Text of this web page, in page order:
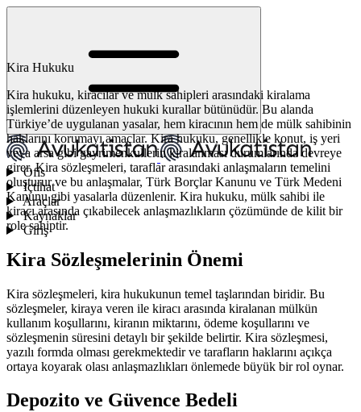
Ofis
İçtihat
Araçlar
Kaynaklar
Giriş
Kira Hukuku
Kira hukuku, kiracılar ve mülk sahipleri arasındaki kiralama
işlemlerini düzenleyen hukuki kurallar bütünüdür. Bu alanda
Türkiye’de uygulanan yasalar, hem kiracının hem de mülk sahibinin
haklarını korumayı amaçlar. Kira hukuku, genellikle konut, iş yeri
veya arsa gibi gayrimenkullerin kiralanması durumlarında devreye
girer. Kira sözleşmeleri, taraflar arasındaki anlaşmaların temelini
oluşturur ve bu anlaşmalar, Türk Borçlar Kanunu ve Türk Medeni
Kanunu gibi yasalarla düzenlenir. Kira hukuku, mülk sahibi ile
kiracı arasında çıkabilecek anlaşmazlıkların çözümünde de kilit bir
role sahiptir.
Kira Sözleşmelerinin Önemi
Kira sözleşmeleri, kira hukukunun temel taşlarından biridir. Bu
sözleşmeler, kiraya veren ile kiracı arasında kiralanan mülkün
kullanım koşullarını, kiranın miktarını, ödeme koşullarını ve
sözleşmenin süresini detaylı bir şekilde belirtir. Kira sözleşmesi,
yazılı formda olması gerekmektedir ve tarafların haklarını açıkça
ortaya koyarak olası anlaşmazlıkları önlemede büyük bir rol oynar.
Depozito ve Güvence Bedeli